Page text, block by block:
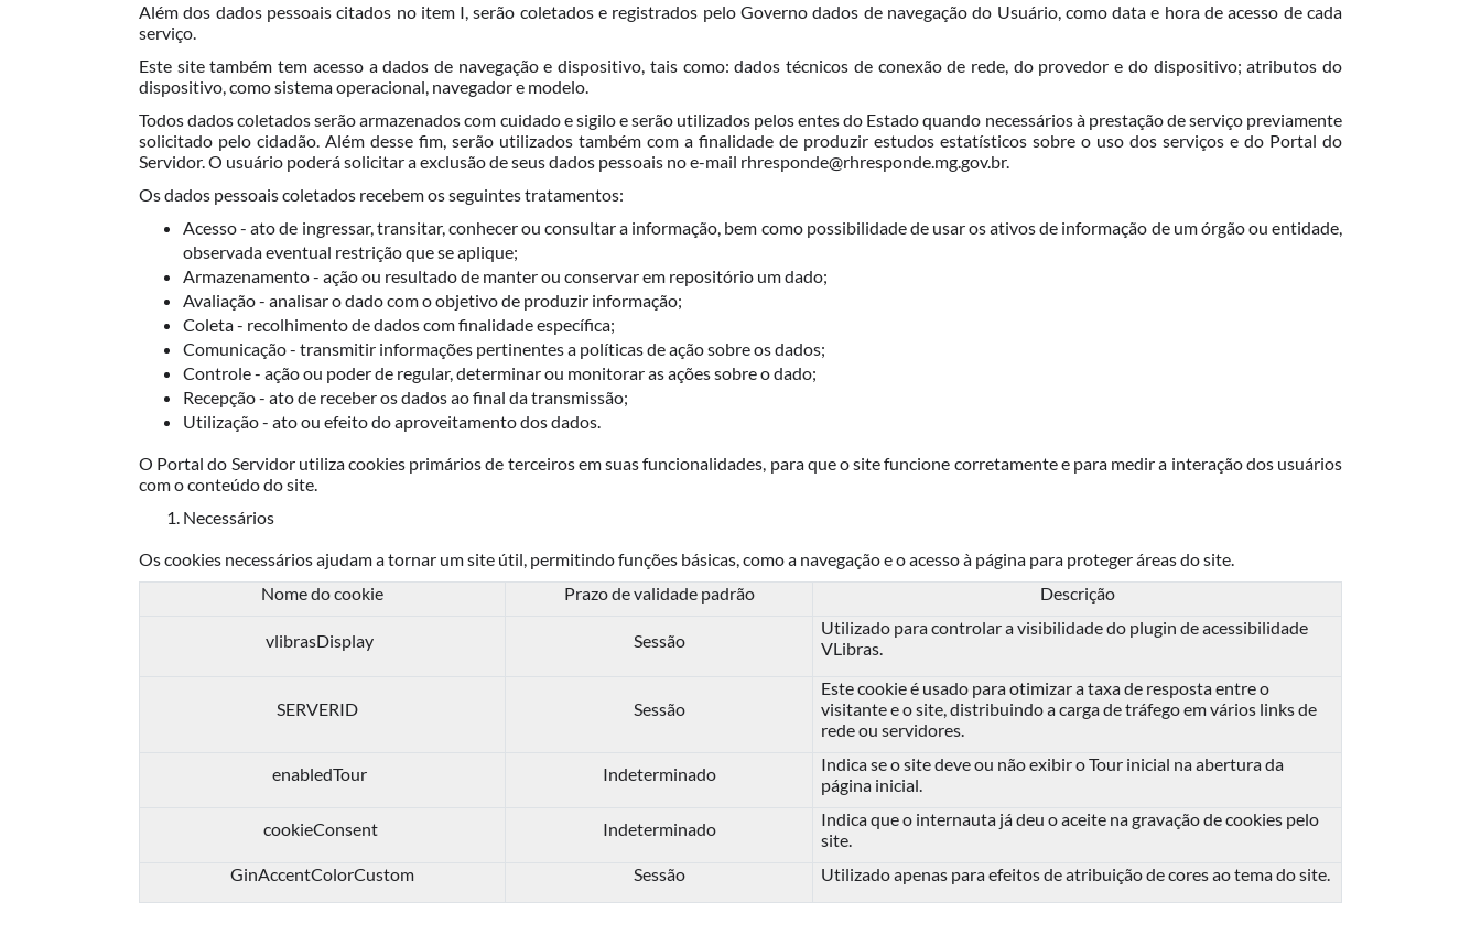
Além dos dados pessoais citados no item I, serão coletados e registrados pelo Governo dados de navegação do Usuário, como data e hora de acesso de cada
serviço.
Este site também tem acesso a dados de navegação e dispositivo, tais como: dados técnicos de conexão de rede, do provedor e do dispositivo; atributos do
dispositivo, como sistema operacional, navegador e modelo.
Todos dados coletados serão armazenados com cuidado e sigilo e serão utilizados pelos entes do Estado quando necessários à prestação de serviço previamente
solicitado pelo cidadão. Além desse fim, serão utilizados também com a finalidade de produzir estudos estatísticos sobre o uso dos serviços e do Portal do
Servidor. O usuário poderá solicitar a exclusão de seus dados pessoais no e-mail rhresponde@rhresponde.mg.gov.br.
Os dados pessoais coletados recebem os seguintes tratamentos:
Acesso - ato de ingressar, transitar, conhecer ou consultar a informação, bem como possibilidade de usar os ativos de informação de um órgão ou entidade,
observada eventual restrição que se aplique;
Armazenamento - ação ou resultado de manter ou conservar em repositório um dado;
Avaliação - analisar o dado com o objetivo de produzir informação;
Coleta - recolhimento de dados com finalidade específica;
Comunicação - transmitir informações pertinentes a políticas de ação sobre os dados;
Controle - ação ou poder de regular, determinar ou monitorar as ações sobre o dado;
Recepção - ato de receber os dados ao final da transmissão;
Utilização - ato ou efeito do aproveitamento dos dados.
O Portal do Servidor utiliza cookies primários de terceiros em suas funcionalidades, para que o site funcione corretamente e para medir a interação dos usuários
com o conteúdo do site.
Necessários
Os cookies necessários ajudam a tornar um site útil, permitindo funções básicas, como a navegação e o acesso à página para proteger áreas do site.
Nome do cookie
Prazo de validade padrão Descrição
vlibrasDisplay Sessão
Utilizado para controlar a visibilidade do plugin de acessibilidade
VLibras.
SERVERID Sessão
Este cookie é usado para otimizar a taxa de resposta entre o
visitante e o site, distribuindo a carga de tráfego em vários links de
rede ou servidores.
enabledTour Indeterminado
Indica se o site deve ou não exibir o Tour inicial na abertura da
página inicial.
cookieConsent Indeterminado
Indica que o internauta já deu o aceite na gravação de cookies pelo
site.
GinAccentColorCustom
Sessão Utilizado apenas para efeitos de atribuição de cores ao tema do site.